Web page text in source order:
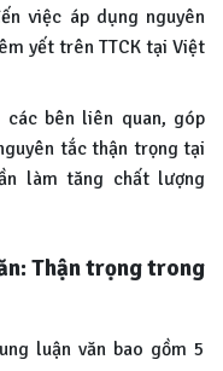
việc áp dụng nguyên
yết trên TTCK tại Việt
các bên liên quan, góp
tắc thận trọng tại
làm tăng chất lượng
Thận trọng trong
luận văn bao gồm 5